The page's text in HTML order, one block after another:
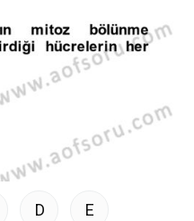
D E